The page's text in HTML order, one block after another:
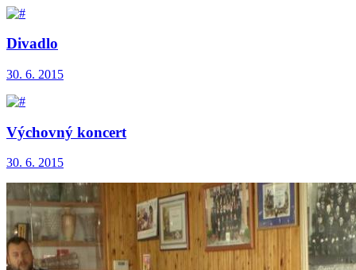
Divadlo
30. 6. 2015
Výchovný koncert
30. 6. 2015